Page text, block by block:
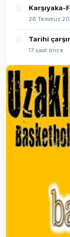
Karşıyaka-
28 Temmuz
Tarihi
17 saat önce